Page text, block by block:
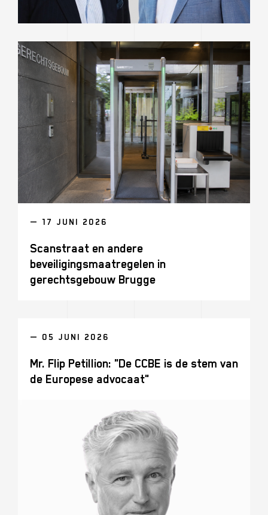
— 17 JUNI 2026
Scanstraat en andere
beveiligingsmaatregelen in
gerechtsgebouw Brugge
— 05 JUNI 2026
Mr. Flip Petillion: "De CCBE is de stem van
de Europese advocaat"